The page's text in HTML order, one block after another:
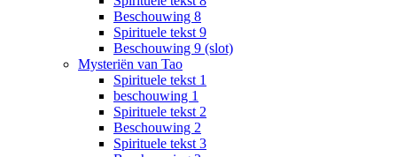
Beschouwing 8
Spirituele tekst 9
Beschouwing 9 (slot)
Mysteriën van Tao
Spirituele tekst 1
beschouwing 1
Spirituele tekst 2
Beschouwing 2
Spirituele tekst 3